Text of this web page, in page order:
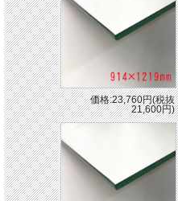
価格:23,760円(税抜
21,600円)